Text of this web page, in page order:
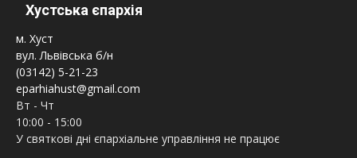
Хустська єпархія
м. Хуст
вул. Львівська б/н
(03142) 5-21-23
eparhiahust@gmail.com
Вт - Чт
10:00 - 15:00
У святкові дні єпархіальне управління не працює